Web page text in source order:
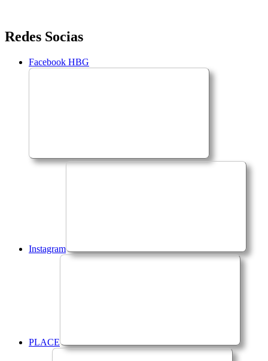
Saltar
para
conteúdo
Redes Socias
Facebook HBG
Instagram
PLACE